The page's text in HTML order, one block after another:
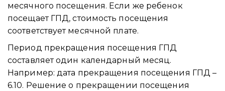
месячного посещения. Если же ребенок
посещает ГПД, стоимость посещения
соответствует месячной плате.
Период прекращения посещения ГПД
составляет один календарный месяц.
Например: дата прекращения посещения ГПД –
6.10. Решение о прекращении посещения